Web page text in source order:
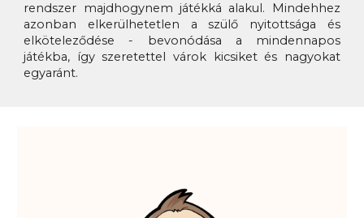
rendszer majdhogynem játékká alakul.
Mindehhez
azonban elkerülhetetlen a szülő nyitottsága és
elköteleződése - bevonódása a mindennapos
játékba, így szeretettel várok kicsiket és nagyokat
egyaránt.